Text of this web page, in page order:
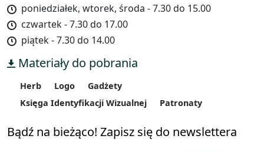
poniedziałek, wtorek, środa - 7.30 do 15.00
czwartek - 7.30 do 17.00
piątek - 7.30 do 14.00
Materiały do pobrania
Herb Logo
Gadżety
Księga Identyfikacji Wizualnej
Patronaty
Bądź na bieżąco! Zapisz się do newslettera